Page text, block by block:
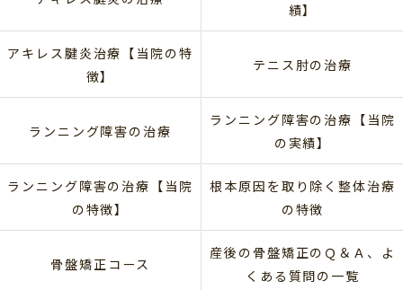
績】
アキレス腱炎治療【当院の特
徴】
テニス肘の治療
ランニング障害の治療
ランニング障害の治療【当院
の実績】
ランニング障害の治療【当院
の特徴】
根本原因を取り除く整体治療
の特徴
骨盤矯正コース
産後の骨盤矯正のＱ＆Ａ、よ
くある質問の一覧